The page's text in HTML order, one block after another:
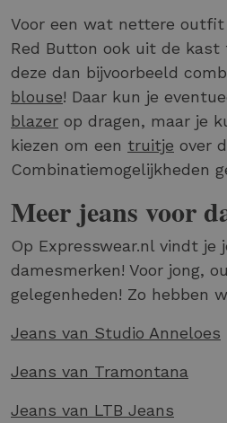
Voor een wat nettere outfit
Red Button ook uit de
deze dan bijvoorbeeld
blouse! Daar kun je
blazer op dragen, maar je
kiezen om een truitje over
Combinatiemogelijkheden
Meer jeans voor
Op Expresswear.nl vindt je
damesmerken! Voor jong,
gelegenheden! Zo hebben
Jeans van Studio Anneloes
Jeans van Tramontana
Jeans van LTB Jeans